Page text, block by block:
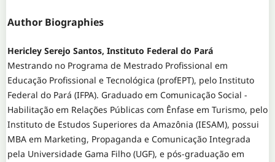
Author Biographies
Hericley Serejo Santos, Instituto Federal do Pará
Mestrando no Programa de Mestrado Profissional em
Educação Profissional e Tecnológica (profEPT), pelo Instituto
Federal do Pará (IFPA). Graduado em Comunicação Social -
Habilitação em Relações Públicas com Ênfase em Turismo, pelo
Instituto de Estudos Superiores da Amazônia (IESAM), possui
MBA em Marketing, Propaganda e Comunicação Integrada
pela Universidade Gama Filho (UGF), e pós-graduação em